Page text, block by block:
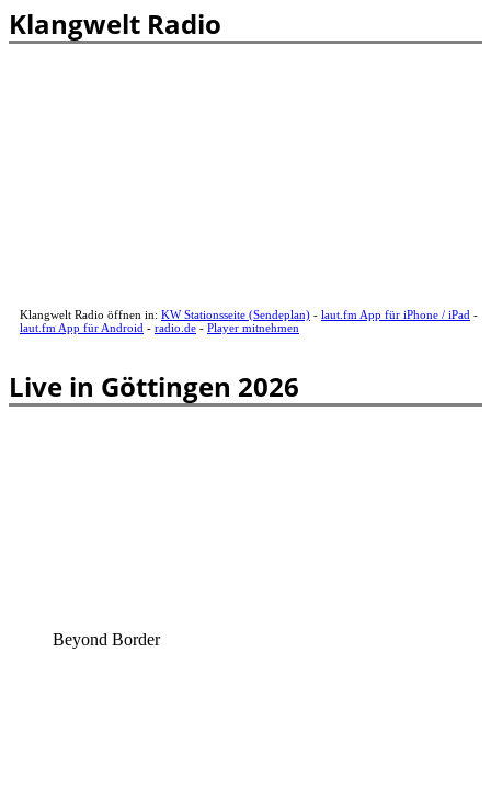
Klangwelt Radio
Klangwelt Radio öffnen in: KW Stationsseite (Sendeplan) - laut.fm App für iPhone / iPad -
laut.fm App für Android - radio.de - Player mitnehmen
Live in Göttingen 2026
Beyond Border